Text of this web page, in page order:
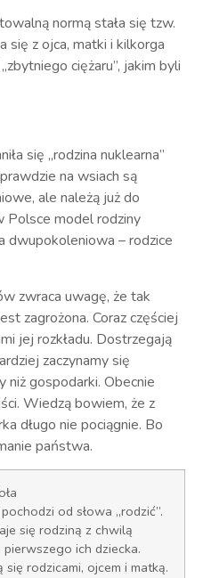
normą stała się tzw.
się z ojca, matki i kilkorga
ciężaru”, jakim byli
się „rodzina nuklearna”
na wsiach są
ale należą już do
Polsce model rodziny
dwupokoleniowa – rodzice
zwraca uwagę, że tak
zagrożona. Coraz częściej
jej rozkładu. Dostrzegają
zaczynamy się
niż gospodarki. Obecnie
Wiedzą bowiem, że z
długo nie pociągnie. Bo
państwa.
od słowa „rodzić”.
się rodziną z chwilą
ich dziecka.
rodzicami, ojcem i matką.